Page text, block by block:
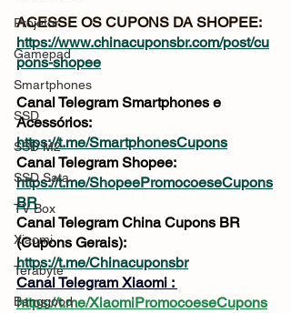
Projetor
Gamepad
Smartphones
SSD
SSD M2
SSD Sata
TV Box
Xiaomi
Terabyte
Banggood
ACESSE OS CUPONS DA SHOPEE:
https://www.chinacuponsbr.com/post/cu
pons-shopee
Canal Telegram Smartphones e
Acessórios:
https://t.me/SmartphonesCupons
Canal Telegram Shopee:
https://t.me/ShopeePromocoeseCupons
BR
Canal Telegram China Cupons BR
(Cupons Gerais):
https://t.me/Chinacuponsbr
Canal Telegram Xiaomi :
https://t.me/XiaomiPromocoeseCupons